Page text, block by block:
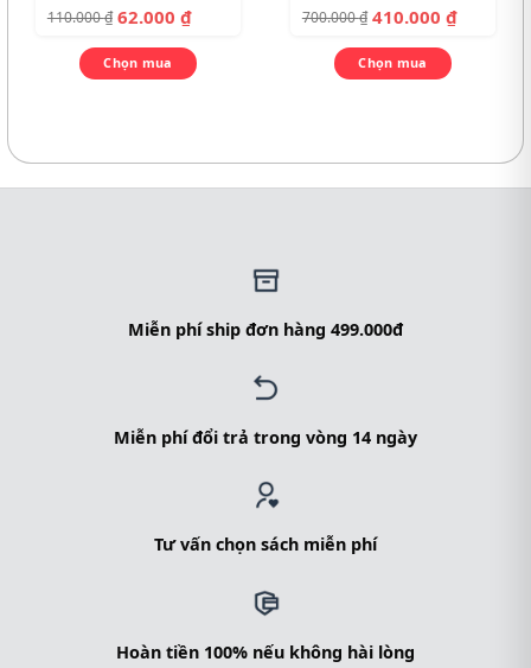
110.000₫ 62.000 ₫
Chọn mua
700.000₫ 410.000 ₫
Chọn mua
Miễn phí ship đơn hàng 499.000đ
Miễn phí đổi trả trong vòng 14 ngày
Tư vấn chọn sách miễn phí
Hoàn tiền 100% nếu không hài lòng